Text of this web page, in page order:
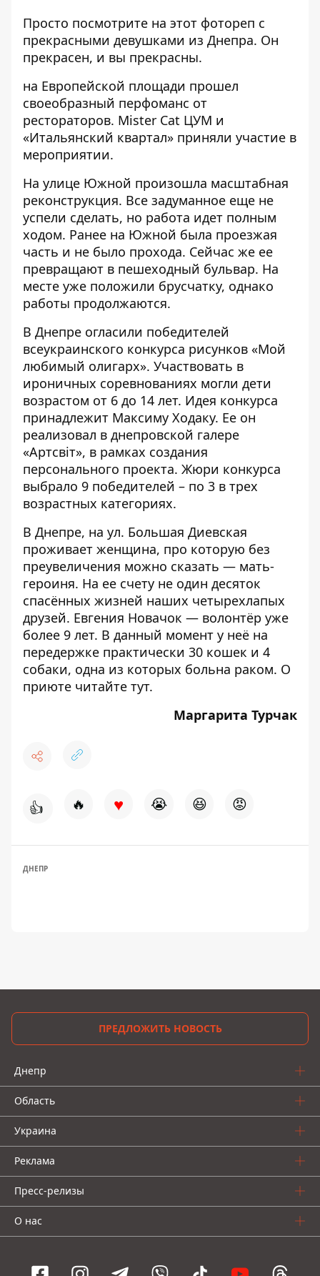
Просто посмотрите на этот фотореп с
прекрасными девушками из Днепра. Он
прекрасен, и вы прекрасны.
на Европейской площади прошел
своеобразный перфоманс от
рестораторов. Mister Cat ЦУМ и
«Итальянский квартал» приняли участие в
мероприятии.
На улице Южной произошла масштабная
реконструкция. Все задуманное еще не
успели сделать, но работа идет полным
ходом. Ранее на Южной была проезжая
часть и не было прохода. Сейчас же ее
превращают в пешеходный бульвар. На
месте уже положили брусчатку, однако
работы продолжаются.
В Днепре огласили победителей
всеукраинского конкурса рисунков «Мой
любимый олигарх». Участвовать в
ироничных соревнованиях могли дети
возрастом от 6 до 14 лет. Идея конкурса
принадлежит Максиму Ходаку. Ее он
реализовал в днепровской галере
«Артсвіт», в рамках создания
персонального проекта. Жюри конкурса
выбрало 9 победителей – по 3 в трех
возрастных категориях.
В Днепре, на ул. Большая Диевская
проживает женщина, про которую без
преувеличения можно сказать — мать-
героиня. На ее счету не один десяток
спасённых жизней наших четырехлапых
друзей. Евгения Новачок — волонтёр уже
более 9 лет. В данный момент у неё на
передержке практически 30 кошек и 4
собаки, одна из которых больна раком. О
приюте читайте тут.
Маргарита Турчак
👍 🔥 ♥ 😭 😆 😡
ДНЕПР
ПРЕДЛОЖИТЬ НОВОСТЬ
Днепр
Область
Украина
Реклама
Пресс-релизы
О нас